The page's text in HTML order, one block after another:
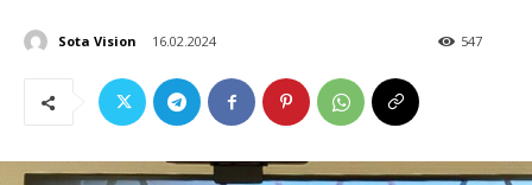
Sota Vision 16.02.2024 547